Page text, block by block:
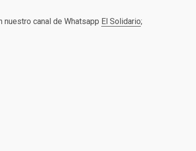
nuestro canal de Whatsapp El Solidario;